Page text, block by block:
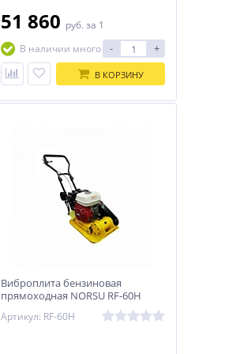
51 860 руб. за 1
В наличии много
- +
В КОРЗИНУ
Виброплита бензиновая
прямоходная NORSU RF-60H
Артикул: RF-60H